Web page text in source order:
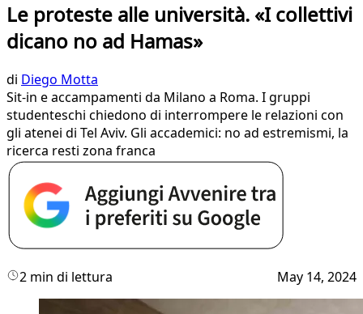
Le proteste alle università. «I collettivi
dicano no ad Hamas»
di Diego Motta
Sit-in e accampamenti da Milano a Roma. I gruppi
studenteschi chiedono di interrompere le relazioni con
gli atenei di Tel Aviv. Gli accademici: no ad estremismi, la
ricerca resti zona franca
2 min di lettura May 14, 2024